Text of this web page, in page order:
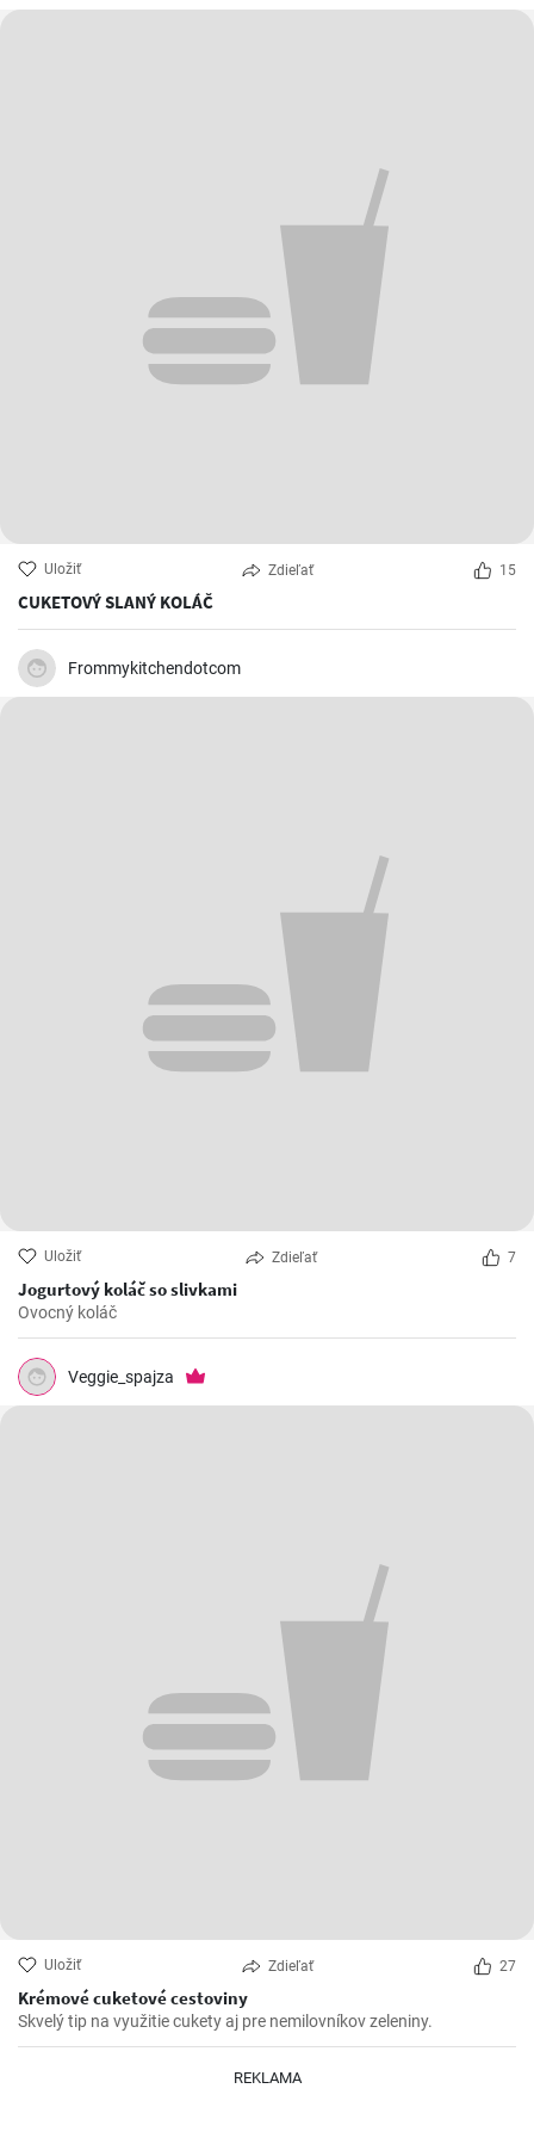
Uložiť Zdieľať 15
CUKETOVÝ SLANÝ KOLÁČ
Frommykitchendotcom
Uložiť Zdieľať 7
Jogurtový koláč so slivkami
Ovocný koláč
Veggie_spajza
Uložiť Zdieľať 27
Krémové cuketové cestoviny
Skvelý tip na využitie cukety aj pre nemilovníkov zeleniny.
REKLAMA